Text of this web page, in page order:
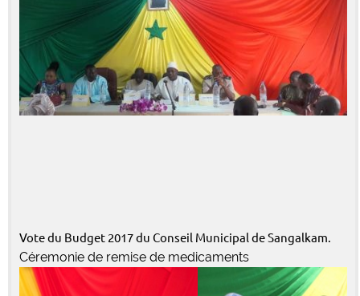
Vote du Budget 2017 du Conseil Municipal de Sangalkam.
Céremonie de remise de medicaments